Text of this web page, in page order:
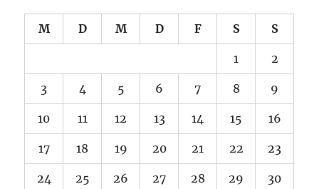
M D M D F S S
1 2
3 4 5 6 7 8 9
10 11 12 13 14 15 16
17 18 19 20 21 22 23
24 25 26 27 28 29 30